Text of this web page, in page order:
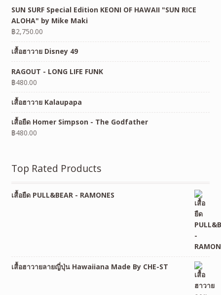
SUN SURF Special Edition KEONI OF HAWAII "SUN RICE
ALOHA" by Mike Maki
฿2,750.00
เสื้อฮาวาย Disney 49
RAGOUT - LONG LIFE FUNK
฿480.00
เสื้อฮาวาย Kalaupapa
เสื้อยืด Homer Simpson - The Godfather
฿480.00
Top Rated Products
เสื้อยืด PULL&BEAR - RAMONES
เสื้อฮาวายลายญี่ปุ่น Hawaiiana Made By CHE-ST